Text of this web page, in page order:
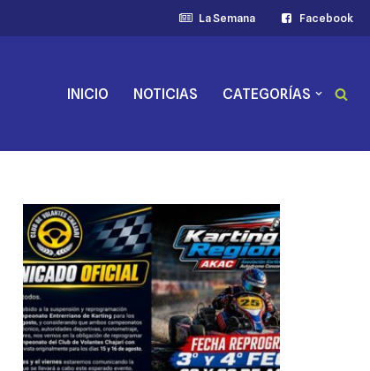
La Semana Facebook
INICIO NOTICIAS CATEGORÍAS